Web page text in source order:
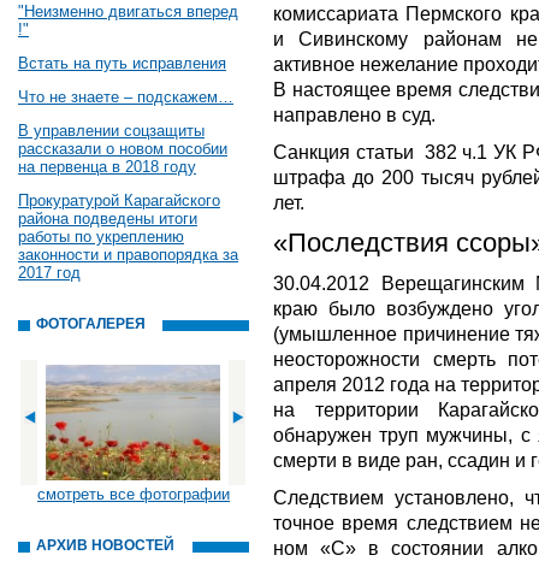
"Неизменно двигаться вперед
!"
Встать на путь исправления
Что не знаете – подскажем…
В управлении соцзащиты
рассказали о новом пособии
на первенца в 2018 году
Прокуратурой Карагайского
района подведены итоги
работы по укреплению
законности и правопорядка за
2017 год
ФОТОГАЛЕРЕЯ
смотреть все фотографии
АРХИВ НОВОСТЕЙ
комиссариата Пермского
и Сивинскому районам
активное нежелание
В настоящее время
направлено в суд.
Санкция статьи 382 ч.1 УК
штрафа до 200 тысяч
лет.
«Последствия
30.04.2012
краю было возбуждено
(умышленное причинение
неосторожности смерть
апреля 2012 года на
на территории
обнаружен труп мужчины, с
смерти в виде ран, ссадин и
Следствием установлено,
точное время следствием
ном «С» в состоянии